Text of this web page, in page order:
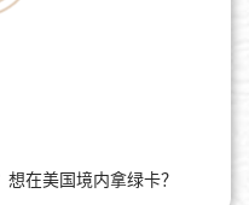
在美国境内拿绿卡？